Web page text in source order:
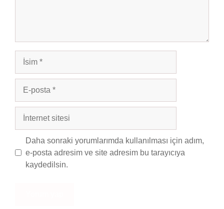
İsim
posta
İnternet
Daha sonraki yorumlarımda kullanılması için adım,
e-posta adresim ve site adresim bu tarayıcıya
kaydedilsin.